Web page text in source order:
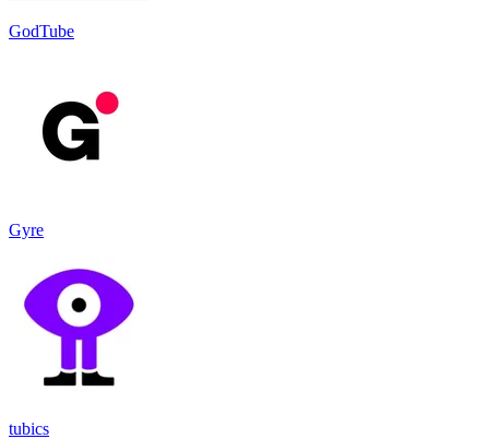
GodTube
Gyre
tubics